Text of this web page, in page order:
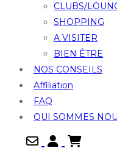
CLUBS/
SHOPPING
A VISITER
BIEN ÊTRE
NOS CONSEILS
Affiliation
FAQ
QUI SOMMES
